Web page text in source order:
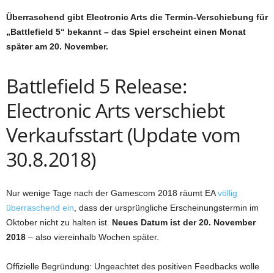
Überraschend gibt Electronic Arts die Termin-Verschiebung für
„Battlefield 5“ bekannt – das Spiel erscheint einen Monat
später am 20. November.
Battlefield 5 Release:
Electronic Arts verschiebt
Verkaufsstart (Update vom
30.8.2018)
Nur wenige Tage nach der Gamescom 2018 räumt EAvöllig
überraschend ein , dass der ursprüngliche Erscheinungstermin im
Oktober nicht zu halten ist. Neues Datum ist der 20. November
2018 – also viereinhalb Wochen später.
Offizielle Begründung: Ungeachtet des positiven Feedbacks wolle